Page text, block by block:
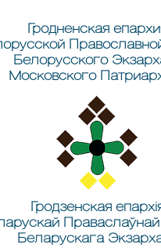
Гродненская
Белорусского
Московского
Гродзенская
Беларускага